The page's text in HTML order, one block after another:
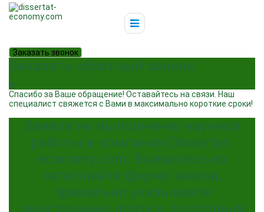
Заказать звонок
Заказать обратный звонок
Спасибо за Ваше обращение! Оставайтесь на связи. Наш
специалист свяжется с Вами в максимально короткие сроки!
Заявка на выполнение научной
работы в компании Dissertat-
economy.com. Внимательно
заполняйте форму заказа,
правильно указывайте
электронную почту и доступный